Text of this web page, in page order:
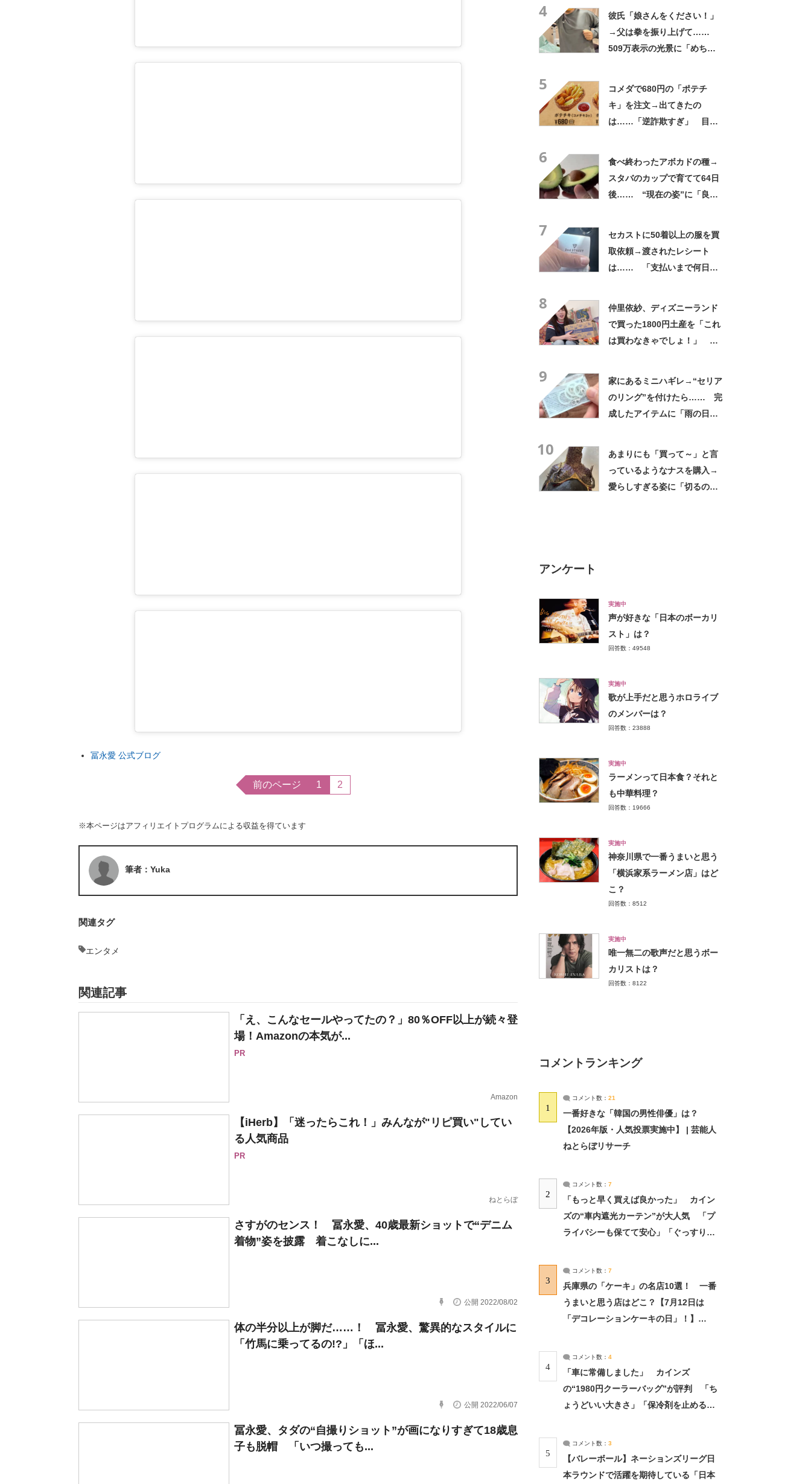
冨永愛 公式ブログ
前のページ 1 2
※本ページはアフィリエイトプログラムによる収益を得ています
筆者：Yuka
関連タグ
エンタメ
関連記事
「え、こんなセールやってたの？」80％OFF以上が続々登
場！Amazonの本気が...
PR
Amazon
【iHerb】「迷ったらこれ！」みんなが"リピ買い"してい
る人気商品
PR
ねとらぼ
さすがのセンス！ 冨永愛、40歳最新ショットで“デニム
着物”姿を披露 着こなしに...
公開 2022/08/02
体の半分以上が脚だ……！ 冨永愛、驚異的なスタイルに
「竹馬に乗ってるの!?」「ほ...
公開 2022/06/07
冨永愛、タダの“自撮りショット”が画になりすぎて18歳息
子も脱帽 「いつ撮っても...
4
彼氏「娘さんをください！」
→父は拳を振り上げて……
509万表示の光景に「めちゃ
5
コメダで680円の「ポテチ
キ」を注文→出てきたの
は……「逆詐欺すぎ」 目を
6
食べ終わったアボカドの種→
スタバのカップで育てて64日
後…… “現在の姿”に「良さ
7
セカストに50着以上の服を買
取依頼→渡されたレシート
は…… 「支払いまで何日か
8
仲里依紗、ディズニーランド
で買った1800円土産を「これ
は買わなきゃでしょ！」
9
家にあるミニハギレ→“セリア
のリング”を付けたら…… 完
成したアイテムに「雨の日で
10
あまりにも「買って～」と言
っているようなナスを購入→
愛らしすぎる姿に「切るのが
アンケート
実施中
声が好きな「日本のボーカリ
スト」は？
回答数：49548
実施中
歌が上手だと思うホロライブ
のメンバーは？
回答数：23888
実施中
ラーメンって日本食？それと
も中華料理？
回答数：19666
実施中
神奈川県で一番うまいと思う
「横浜家系ラーメン店」はど
こ？
回答数：8512
実施中
唯一無二の歌声だと思うボー
カリストは？
回答数：8122
コメントランキング
1
コメント数： 21
一番好きな「韓国の男性俳優」は？
【2026年版・人気投票実施中】 | 芸能人
ねとらぼリサーチ
2
コメント数： 7
「もっと早く買えば良かった」 カイン
ズの“車内遮光カーテン”が大人気 「プ
ライバシーも保てて安心」「ぐっすり眠
3
コメント数： 7
兵庫県の「ケーキ」の名店10選！ 一番
うまいと思う店はどこ？【7月12日は
「デコレーションケーキの日」！】
4
コメント数： 4
「車に常備しました」 カインズ
の“1980円クーラーバッグ”が評判 「ち
ょうどいい大きさ」「保冷剤を止めるベ
5
コメント数： 3
【バレーボール】ネーションズリーグ日
本ラウンドで活躍を期待している「日本